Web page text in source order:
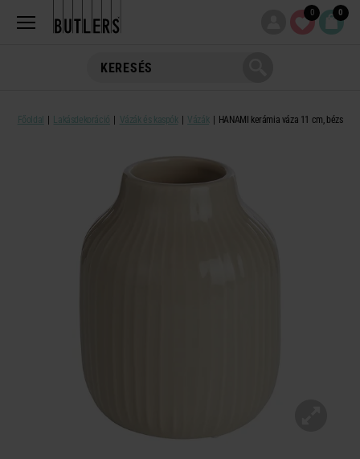
0 0
Főoldal Lakásdekoráció Vázák és kaspók Vázák HANAMI kerámia váza 11 cm, bézs